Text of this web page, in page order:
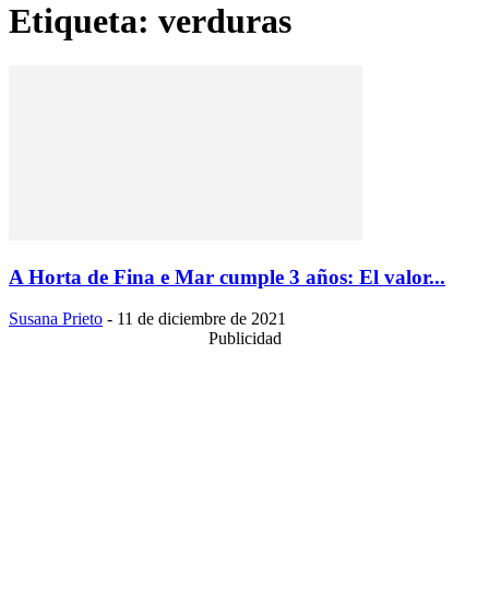
Etiqueta: verduras
A Horta de Fina e Mar cumple 3 años: El valor...
Susana Prieto - 11 de diciembre de 2021
Publicidad